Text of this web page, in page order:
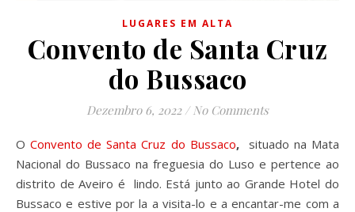
LUGARES EM ALTA
Convento de Santa Cruz
do Bussaco
Dezembro 6, 2022 / No Comments
OConvento de Santa Cruz do Bussaco,
situado na Mata
Nacional do Bussaco na freguesia do Luso e pertence ao
distrito de Aveiro é lindo. Está junto ao Grande Hotel do
Bussaco e estive por la a visita-lo e a encantar-me com a